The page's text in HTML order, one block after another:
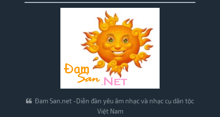
Đam San.net -Diễn đàn yêu âm nhạc và nhạc cụ dân tộc
Việt Nam